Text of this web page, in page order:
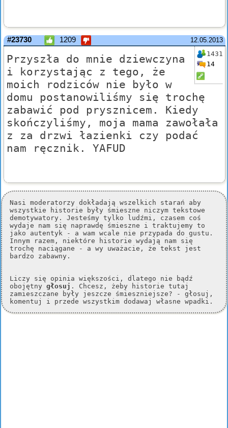
12.05.2013
#23730 1209
1431
14
Przyszła do mnie dziewczyna
i korzystając z tego, że
moich rodziców nie było w
domu postanowiliśmy się trochę
zabawić pod prysznicem. Kiedy
skończyliśmy, moja mama zawołała
z za drzwi łazienki czy podać
nam ręcznik. YAFUD
Nasi moderatorzy dokładają wszelkich starań aby
wszystkie historie były śmieszne niczym tekstowe
demotywatory. Jesteśmy tylko ludźmi, czasem coś
wydaje nam się naprawdę śmieszne i traktujemy to
jako autentyk - a wam wcale nie przypada do gustu.
Innym razem, niektóre historie wydają nam się
trochę naciągane - a wy uważacie, że tekst jest
bardzo zabawny.
Liczy się opinia większości, dlatego nie bądź
obojętny głosuj . Chcesz, żeby historie tutaj
zamieszczane były jeszcze śmieszniejsze? - głosuj,
komentuj i przede wszystkim dodawaj własne wpadki.